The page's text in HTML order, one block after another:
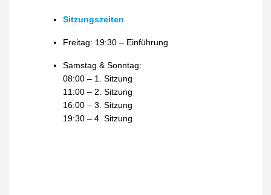
Sitzungszeiten
Freitag: 19:30 – Einführung
Samstag & Sonntag:
08:00 – 1. Sitzung
11:00 – 2. Sitzung
16:00 – 3. Sitzung
19:30 – 4. Sitzung